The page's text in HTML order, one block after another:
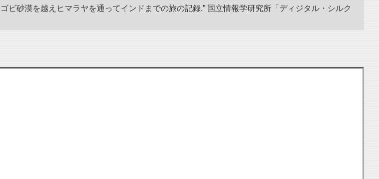
ビ砂漠を越えヒマラヤを通ってインドまでの旅の記録.” 国立情報学研究所「ディジタル・シルク